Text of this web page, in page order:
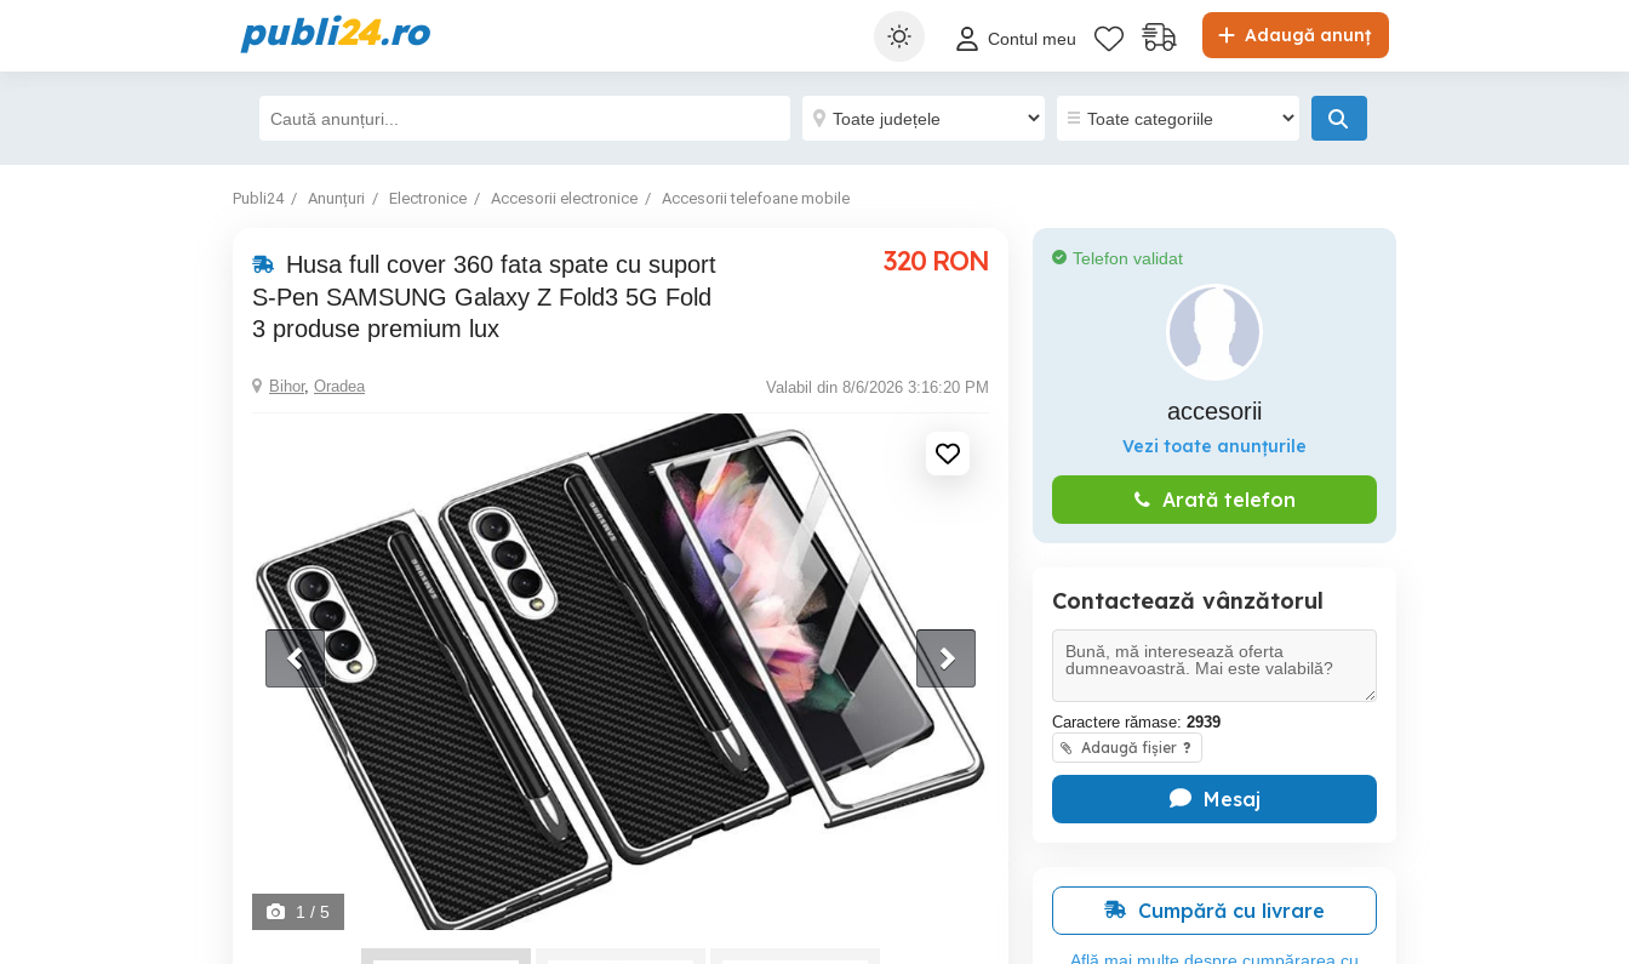
publi24.ro Adaugă anunț
Contul meu
Publi24 Anunțuri Electronice Accesorii electronice Accesorii telefoane mobile
Husa full cover 360 fata spate cu suport
S-Pen SAMSUNG Galaxy Z Fold3 5G Fold
3 produse premium lux
320 RON
Bihor, Oradea Valabil din 8/6/2026 3:16:20 PM
1 / 5
Telefon validat
accesorii
Vezi toate anunțurile
Arată telefon
Contactează vânzătorul
Caractere rămase: 2939
Adaugă fișier ?
Mesaj
Cumpără cu livrare